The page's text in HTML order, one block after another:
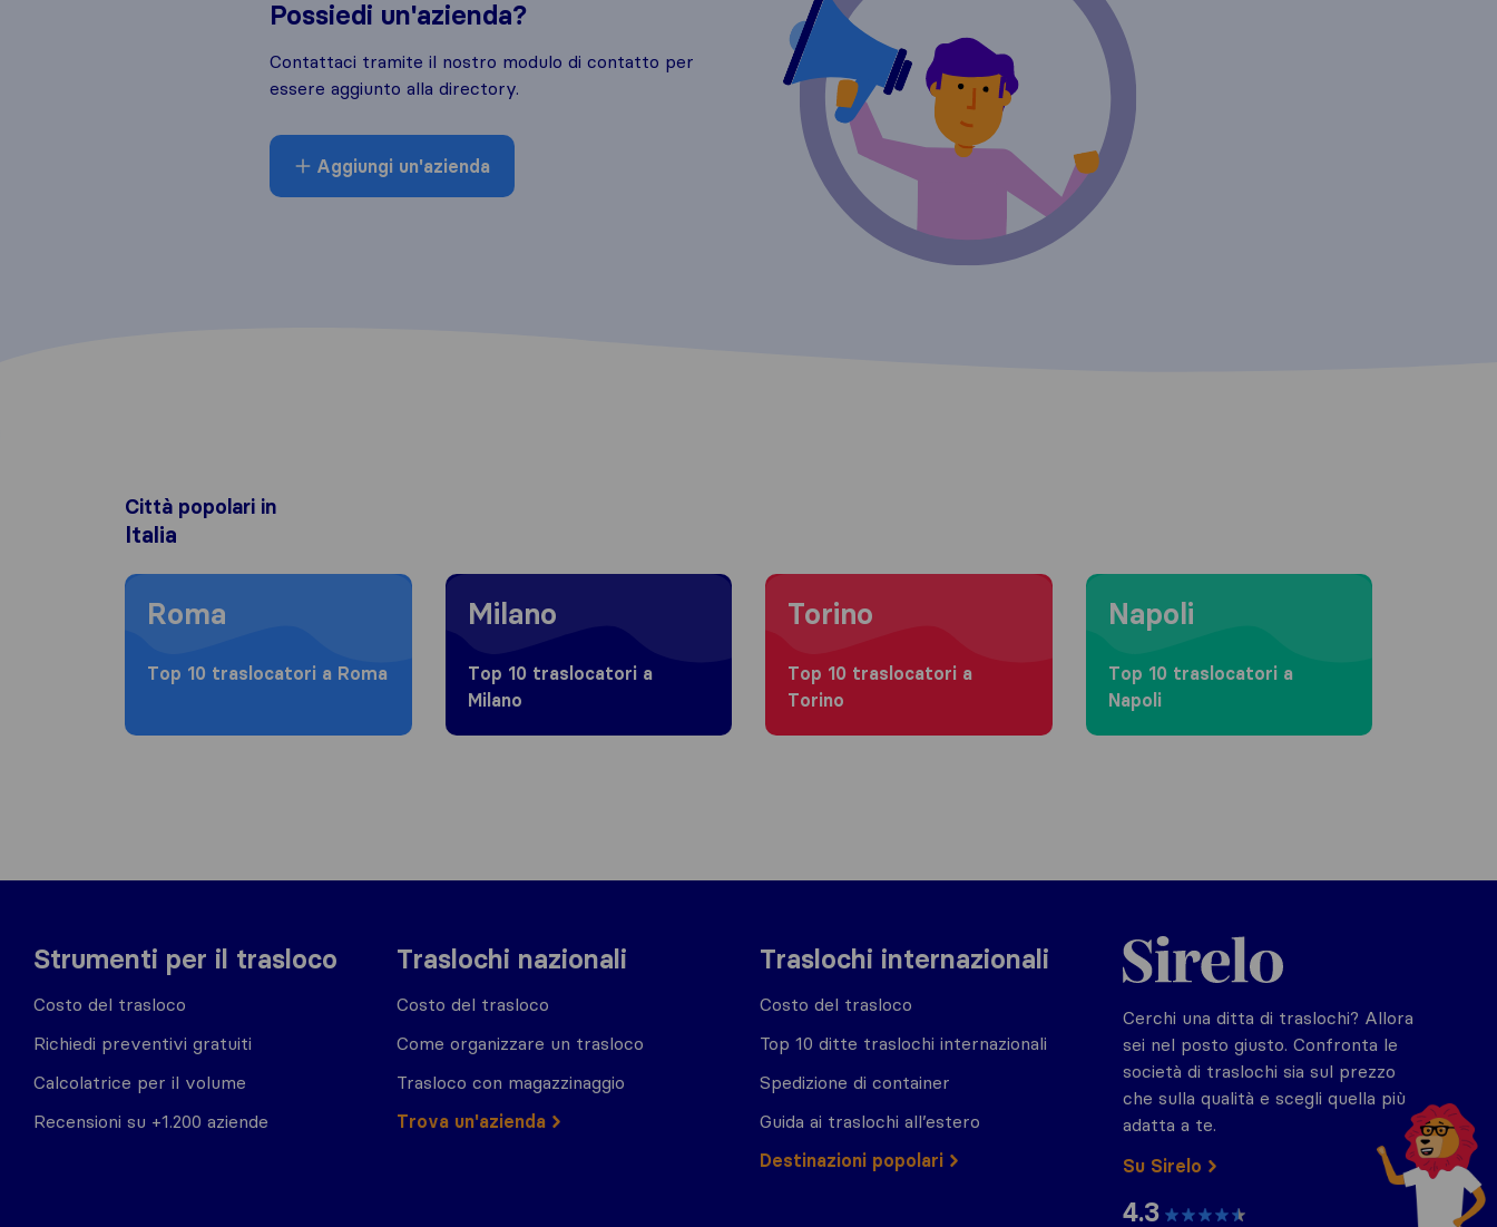
Possiedi un'azienda?
Contattaci tramite il nostro modulo di contatto per
essere aggiunto alla directory.
Aggiungi un'azienda
Città popolari in
Italia
Moving to Roma
Roma
Top 10 traslocatori a Roma
Moving to Milano
Milano
Top 10 traslocatori a
Milano
Moving to Torino
Torino
Top 10 traslocatori a
Torino
Moving to Napoli
Napoli
Top 10 traslocatori a
Napoli
Strumenti per il trasloco
Costo del trasloco
Richiedi preventivi gratuiti
Calcolatrice per il volume
Recensioni su +1.200 aziende
Traslochi nazionali
Costo del trasloco
Come organizzare un trasloco
Trasloco con magazzinaggio
Trova un'azienda
Traslochi internazionali
Costo del trasloco
Top 10 ditte traslochi internazionali
Spedizione di container
Guida ai traslochi all’estero
Destinazioni popolari
Sirelo.it
Cerchi una ditta di traslochi? Allora
sei nel posto giusto. Confronta le
società di traslochi sia sul prezzo
che sulla qualità e scegli quella più
adatta a te.
Su Sirelo
4.3